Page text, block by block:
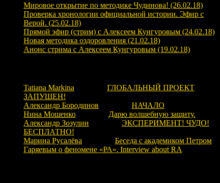
Мировое открытие по методике Чудинова! (26.02.18)
Проверка хронологии официальной истории. Эфир с
Верой. (25.02.18)
Прямой эфир (стрим) с Алексеем Кунгуровым (24.02.18)
Новая методика оздоровления (21.02.18)
Анонс стрима с Алексеем Кунгуровым (19.02.18)
Tatiana Markina
ГЛОБАЛЬНЫЙ ПРОЕКТ
ЗАПУЩЕН!
Александр Бородинов
НАЧАЛО
Нина Мошенко
Дарю волшебную защиту.
Александр Зозулин
ЭКСПЕРИМЕНТ! ЧУДО!
БЕСПЛАТНО!
Марина Русалёва
Беседа с академиком Петром
Гаряевым о феномене «РА». Interview about RA